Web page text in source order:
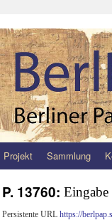
Zum
springen
Projekt Sammlung
P. 13760: Eingabe
Persistente URL https://